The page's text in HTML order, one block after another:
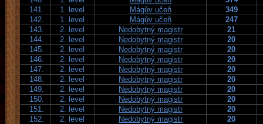
141.
1. level Mágův učeň
349
142.
1. level Mágův učeň
247
143.
2. level Nedobytný magistr
21
144.
2. level Nedobytný magistr
20
145.
2. level Nedobytný magistr
20
146.
2. level Nedobytný magistr
20
147.
2. level Nedobytný magistr
20
148.
2. level Nedobytný magistr
20
149.
2. level Nedobytný magistr
20
150.
2. level Nedobytný magistr
20
151.
2. level Nedobytný magistr
20
152.
2. level Nedobytný magistr
20